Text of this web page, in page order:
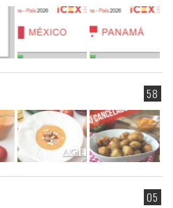
58
05